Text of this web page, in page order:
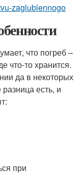
zaglublennogo
что погреб –
что-то хранится.
да в некоторых
есть, и
при